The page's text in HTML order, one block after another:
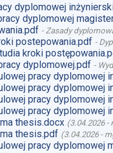
dyplomowej
dyplomowej
- Zasady
postepowania.pdf -
kroki
dyplomowej.pdf -
pracy dyplomowej
pracy dyplomowej
pracy dyplomowej
pracy dyplomowej
thesis.docx (3.04.2026-
thesis.pdf (3.04.2026-
pracy dyplomowej